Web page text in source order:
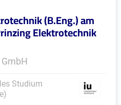
(B.Eng.) am
Elektrotechnik
Studium